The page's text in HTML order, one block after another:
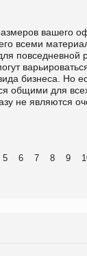
вашего
всеми
повседневной
бизнеса. Но
общими для
не являются
5 6 7 8 9